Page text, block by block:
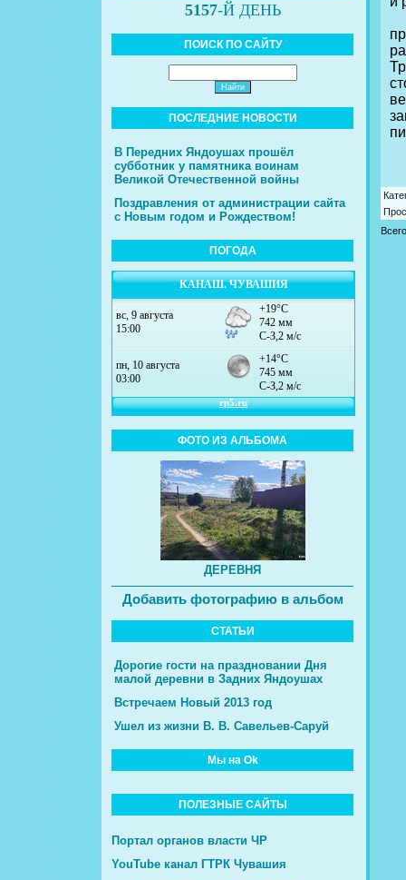
5157-Й ДЕНЬ
ПОИСК ПО САЙТУ
ПОСЛЕДНИЕ НОВОСТИ
В Передних Яндоушах прошёл
субботник у памятника воинам
Великой Отечественной войны
Поздравления от администрации сайта
с Новым годом и Рождеством!
ПОГОДА
КАНАШ. ЧУВАШИЯ
ФОТО ИЗ АЛЬБОМА
ДЕРЕВНЯ
Добавить фотографию в альбом
СТАТЬИ
Дорогие гости на праздновании Дня
малой деревни в Задних Яндоушах
Встречаем Новый 2013 год
Ушел из жизни В. В. Савельев-Саруй
Мы на Ok
ПОЛЕЗНЫЕ САЙТЫ
Портал органов власти ЧР
YouTube канал ГТРК Чувашия